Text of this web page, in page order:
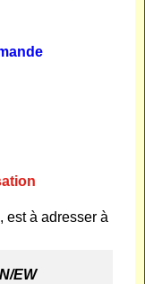
est à adresser à
EW